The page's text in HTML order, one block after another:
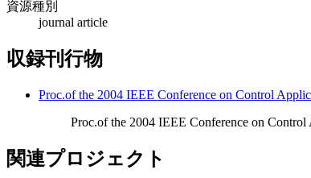
資源種別
journal article
収録刊行物
Proc.of the 2004 IEEE Conference on Control
Proc.of the 2004 IEEE Conference on
関連プロジェクト